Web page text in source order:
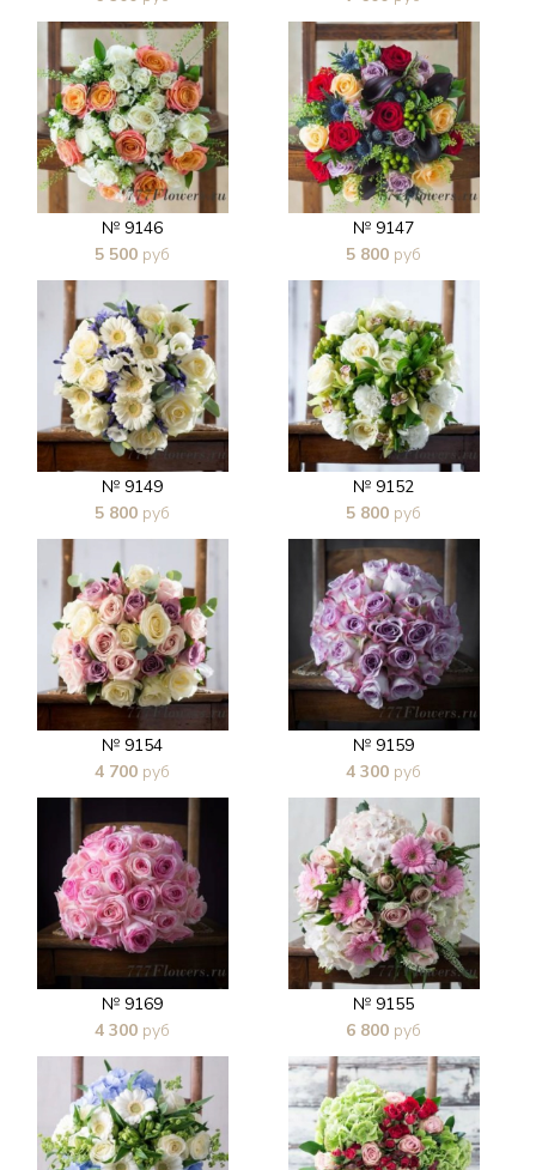
В 1 клик
В 1 клик
№ 9146
5 500 руб
В 1 клик
№ 9147
5 800 руб
№ 9149
5 800 руб
№ 9152
5 800 руб
В 1 клик
№ 9154
4 700 руб
№ 9159
4 300 руб
В 1 клик
№ 9169
4 300 руб
В 1 клик
№ 9155
6 800 руб
В 1 клик